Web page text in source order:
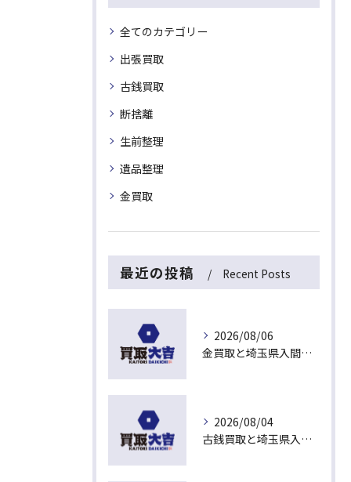
全てのカテゴリー
出張買取
古銭買取
断捨離
生前整理
遺品整理
金買取
最近の投稿 Recent Posts
2026/08/06
金買取と埼玉県入間市下藤沢で無料査定を活用した今売るべきか判断する最新ガイド
2026/08/04
古銭買取と埼玉県入間市東藤沢でおすすめの査定比較と相場チェックポイント